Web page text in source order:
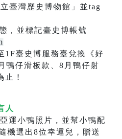
臺灣歷史博物館」並tag
，並標記臺史博帳號
1F臺史博服務臺兌換《好
鴨仔滑板款、8月鴨仔射
止！
人
運小鴨照片，並幫小鴨配
機選出8位幸運兒，贈送